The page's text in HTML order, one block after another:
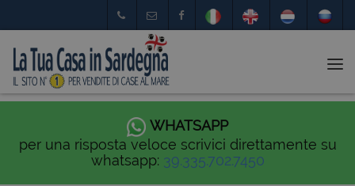
WHATSAPP
per una risposta veloce scrivici direttamente su
whatsapp: 39.335.702.7450